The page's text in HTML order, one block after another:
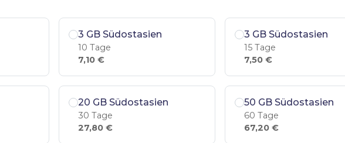
3 GB Südostasien
10 Tage
7,10 €
3 GB Südostasien
15 Tage
7,50 €
20 GB Südostasien
30 Tage
27,80 €
50 GB Südostasien
60 Tage
67,20 €